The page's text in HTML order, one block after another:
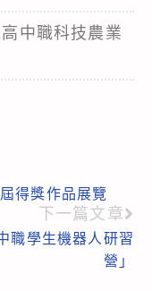
中職科技農業
得獎作品展覽
下一篇文章
職學生機器人研習
營」